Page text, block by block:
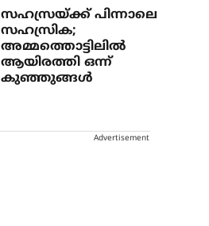
സഹസ്രയ്ക്ക് പിന്നാലെ
സഹസ്രിക;
അമ്മത്തൊട്ടിലില്‍
ആയിരത്തി ഒന്ന്
കുഞ്ഞുങ്ങള്‍
Advertisement